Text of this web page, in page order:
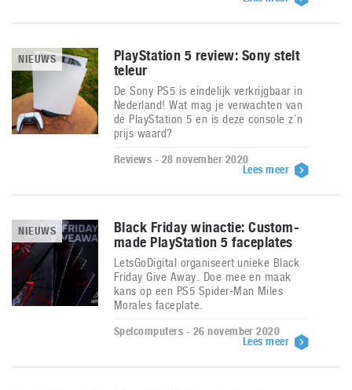
NIEUWS
PlayStation 5 review: Sony stelt
teleur
De Sony PS5 is eindelijk verkrijgbaar in
Nederland! Wat mag je verwachten van
de PlayStation 5 en is deze console z’n
prijs waard?
Reviews - 28 november 2020
Lees meer
NIEUWS
Black Friday winactie: Custom-
made PlayStation 5 faceplates
LetsGoDigital organiseert unieke Black
Friday Give Away. Doe mee en maak
kans op een PS5 Spider-Man Miles
Morales faceplate.
Spelcomputers - 26 november 2020
Lees meer